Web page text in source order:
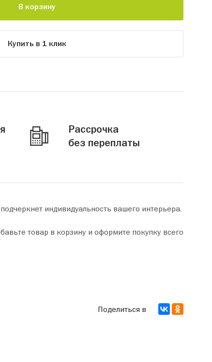
В корзину
Купить в 1 клик
Рассрочка
без переплаты
индивидуальность вашего интерьера.
Поделиться в